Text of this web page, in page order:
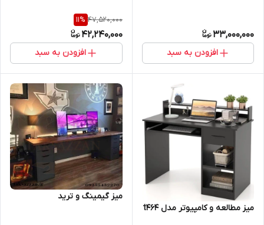
33,000,000
افزودن به سبد
47,520,000
11%
42,240,000
افزودن به سبد
میز مطالعه و کامپیوتر مدل t464
میز گیمینگ و ترید